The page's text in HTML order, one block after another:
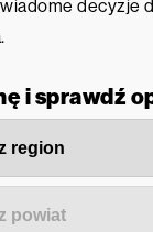
decyzje
i sprawdź